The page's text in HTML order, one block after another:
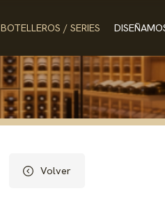
BOTELLEROS / SERIES
Volver